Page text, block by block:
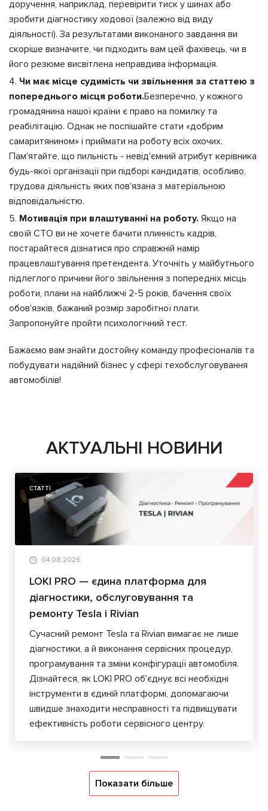
доручення, наприклад, перевірити тиск у шинах або
зробити діагностику ходової (залежно від виду
діяльності). За результатами виконаного завдання ви
скоріше визначите, чи підходить вам цей фахівець, чи в
його резюме висвітлена неправдива інформація.
Чи має місце судимість чи звільнення за статтею з
попереднього місця роботи.Безперечно, у кожного
громадянина нашої країни є право на помилку та
реабілітацію. Однак не поспішайте стати «добрим
самаритянином» і приймати на роботу всіх охочих.
Пам'ятайте, що пильність - невід'ємний атрибут керівника
будь-якої організації при підборі кандидатів, особливо,
трудова діяльність яких пов'язана з матеріальною
відповідальністю.
Мотивація при влаштуванні на роботу. Якщо на
своїй СТО ви не хочете бачити плинність кадрів,
постарайтеся дізнатися про справжній намір
працевлаштування претендента. Уточніть у майбутнього
підлеглого причини його звільнення з попередніх місць
роботи, плани на найближчі 2-5 років, бачення своїх
обов'язків, бажаний розмір заробітної плати.
Запропонуйте пройти психологічний тест.
Бажаємо вам знайти достойну команду професіоналів та
побудувати надійний бізнес у сфері техобслуговування
автомобілів!
АКТУАЛЬНІ НОВИНИ
СТАТТІ
04.08.2026
LOKI PRO — єдина платформа для
діагностики, обслуговування та
ремонту Tesla і Rivian
Сучасний ремонт Tesla та Rivian вимагає не лише
діагностики, а й виконання сервісних процедур,
програмування та зміни конфігурації автомобіля.
Дізнайтеся, як LOKI PRO об'єднує всі необхідні
інструменти в єдиній платформі, допомагаючи
швидше знаходити несправності та підвищувати
ефективність роботи сервісного центру.
Показати більше